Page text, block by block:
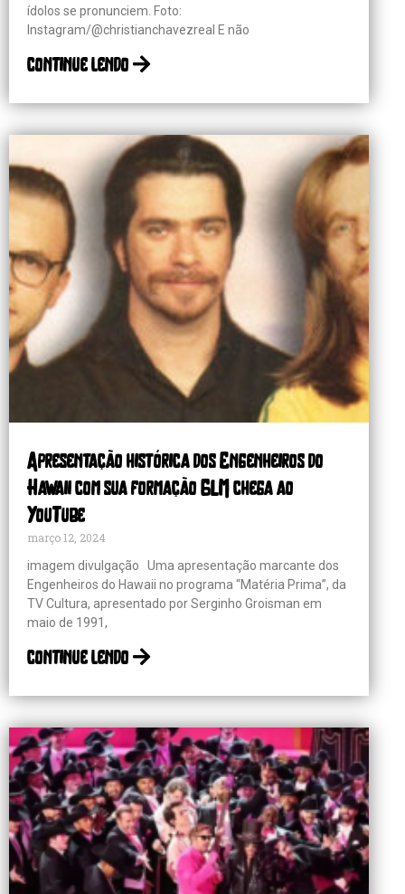
ídolos se pronunciem. Foto:
Instagram/@christianchavezreal E não
continue lendo
Apresentação histórica dos Engenheiros do
Hawaii com sua formação GLM chega ao
YouTube
março 12, 2024
imagem divulgação Uma apresentação marcante dos
Engenheiros do Hawaii no programa “Matéria Prima”, da
TV Cultura, apresentado por Serginho Groisman em
maio de 1991,
continue lendo